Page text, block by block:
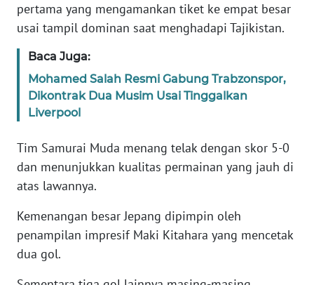
pertama yang mengamankan tiket ke empat besar
usai tampil dominan saat menghadapi Tajikistan.
Baca Juga:
Mohamed Salah Resmi Gabung Trabzonspor,
Dikontrak Dua Musim Usai Tinggalkan
Liverpool
Tim Samurai Muda menang telak dengan skor 5-0
dan menunjukkan kualitas permainan yang jauh di
atas lawannya.
Kemenangan besar Jepang dipimpin oleh
penampilan impresif Maki Kitahara yang mencetak
dua gol.
Informasi
BERITA
KONTAK
KAMI
INFO
IKLAN
KAMI
PEDOMAN
SIBER